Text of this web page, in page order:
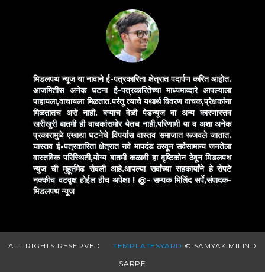
मिडलपथ न्यूज या नावाने ई-पत्रकारिता क्षेत्रात पदार्पण करित आहोत.
आजमितीस अनेक घटना ई-पत्रकारितेच्या माध्यमाव्दारे आपल्याला
पाहायला,वाचायला मिळतात.परंतू त्याचे यथार्थ विवरण वाचक,प्रेक्षकांना
मिळतातच असे नाही. बऱ्याच वेळी पेडन्यूज वा अन्य कारणास्तव
खरीखुरी बातमी ही वाचकांसमोर येतच नाही.परिणामी या व अशा अनेक
प्रकारामुळे एखाद्या घटनेचे विपर्यास वास्तव समाजात रूजवले जातात.
यास्तव ई-पत्रकारिता क्षेत्रात नवे मापदंड ठरवून सर्वसामान्य जनतेला
वास्तविक परिस्थिती,योग्य बातमी कळावी हा दृष्टिकोन ठेवून मिडलपथ
न्युज ची मुहूर्तमेढ रोवली आहे.आपल्या सर्वांच्या सहकार्यांने हे रोपटे
नक्कीच वटवृक्ष होईल हीच अपेक्षा ! @- सम्यक मिलिंद सर्पे,संपादक-
मिडलपथ न्यूज
ALL RIGHTS RESERVED TEMPLATESYARD © SAMYAK MILIND
SARPE